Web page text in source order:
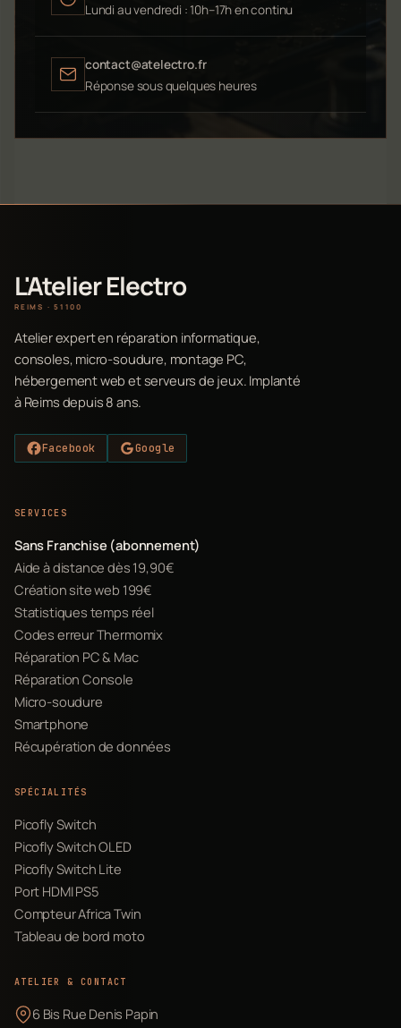
Lundi au vendredi : 10h–17h en continu
contact@atelectro.fr
Réponse sous quelques heures
L'Atelier Electro
REIMS · 51100
Atelier expert en réparation informatique,
consoles, micro-soudure, montage PC,
hébergement web et serveurs de jeux. Implanté
à Reims depuis 8 ans.
Facebook Google
SERVICES
Sans Franchise (abonnement)
Aide à distance dès 19,90€
Création site web 199€
Statistiques temps réel
Codes erreur Thermomix
Réparation PC & Mac
Réparation Console
Micro-soudure
Smartphone
Récupération de données
SPÉCIALITÉS
Picofly Switch
Picofly Switch OLED
Picofly Switch Lite
Port HDMI PS5
Compteur Africa Twin
Tableau de bord moto
ATELIER & CONTACT
6 Bis Rue Denis Papin